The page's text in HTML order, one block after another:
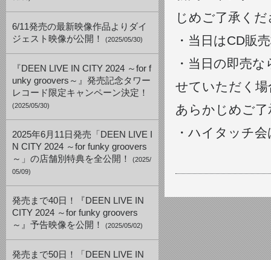
6/11発売の最新映像作品よりダイ
ジェスト映像が公開！
(2025/05/30)
『DEEN LIVE IN CITY 2024 ～for f
unky groovers～』発売記念タワー
レコード限定キャンペーン決定！
(2025/05/30)
2025年6月11日発売「DEEN LIVE I
N CITY 2024 ～for funky groovers
～」の店舗別特典を全公開！
(2025/
05/09)
発売まで40日！『DEEN LIVE IN
CITY 2024 ～for funky groovers
～』予告映像を公開！
(2025/05/02)
発売まで50日！「DEEN LIVE IN
じめご了承く
・当日はCD販
・当日の即売
せていただく
あらかじめご
・ハイタッチ